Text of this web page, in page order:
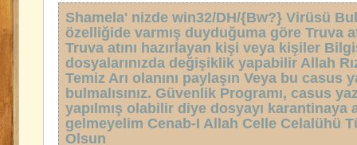
Shamela' nizde win32/DH/{Bw?} Virüsü
özelliğide varmış duyduğuma göre Truva
Truva atını hazırlayan kişi veya kişiler
dosyalarınızda değişiklik yapabilir Allah
Temiz Arı olanını paylaşın Veya bu casus
bulmalısınız. Güvenlik Programı, casus
yapılmış olabilir diye dosyayı
gelmeyelim Cenab-I Allah Celle Celalühü
Olsun